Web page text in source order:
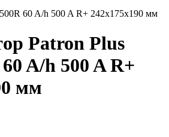
60 A/h 500 A R+ 242x175x190 мм
Patron Plus
A/h 500 A R+
мм